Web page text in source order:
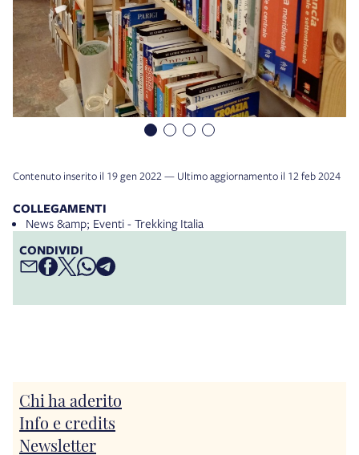
COLLEGAMENTI
News &amp; Eventi - Trekking Italia
CONDIVIDI
Contenuto inserito il 19 gen 2022 — Ultimo aggiornamento il 12 feb 2024
Chi ha aderito
Info e credits
Newsletter